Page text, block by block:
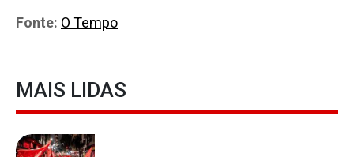
Fonte: O Tempo
MAIS LIDAS